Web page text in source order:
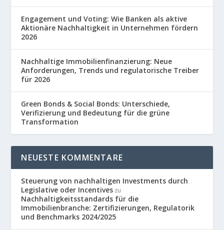
Engagement und Voting: Wie Banken als aktive
Aktionäre Nachhaltigkeit in Unternehmen fördern
2026
Nachhaltige Immobilienfinanzierung: Neue
Anforderungen, Trends und regulatorische Treiber
für 2026
Green Bonds & Social Bonds: Unterschiede,
Verifizierung und Bedeutung für die grüne
Transformation
NEUESTE KOMMENTARE
Steuerung von nachhaltigen Investments durch
Legislative oder Incentives zu
Nachhaltigkeitsstandards für die
Immobilienbranche: Zertifizierungen, Regulatorik
und Benchmarks 2024/2025